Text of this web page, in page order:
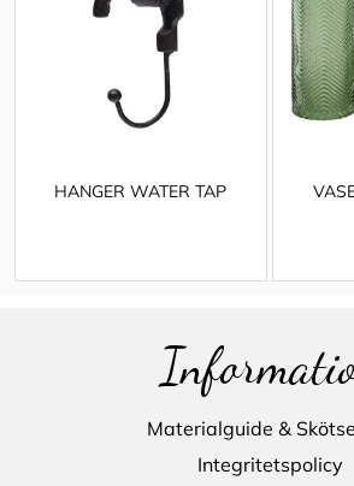
HANGER WATER TAP
Materialguide &
Integritetspolicy